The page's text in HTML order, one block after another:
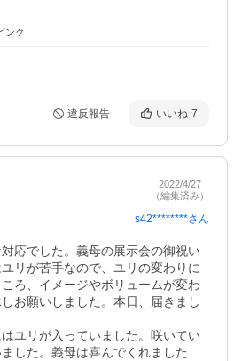
ンク
違反報告 いいね 7
2022/4/27
（編集済み）
s42********さん
応でした。義母の展示会の御祝い
リが苦手なので、ユリの変わりに
ろ、イメージやボリュームが変わ
お願いしました。本日、届きまし
ユリが入っていました。咲いてい
した。義母は喜んでくれました